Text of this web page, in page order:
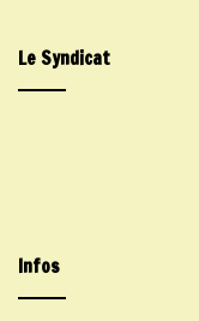
Le Syndicat
Infos